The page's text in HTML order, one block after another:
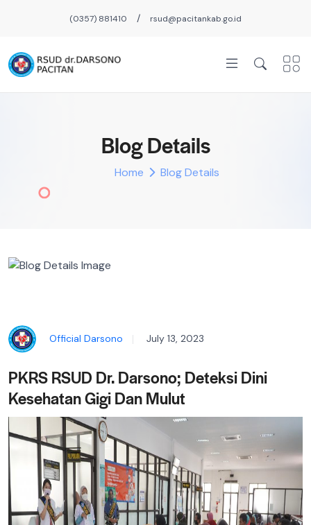
(0357) 881410 / rsud@pacitankab.go.id
Blog Details
Home Blog Details
Official Darsono July 13, 2023
PKRS RSUD Dr. Darsono; Deteksi Dini
Kesehatan Gigi Dan Mulut